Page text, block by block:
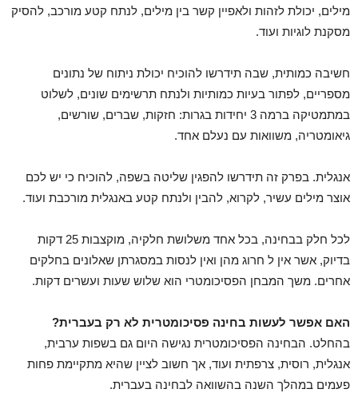
מילים, יכולת לזהות ולאפיין קשר בין מילים, לנתח קטע מורכב, להסיק
מסקנת לוגיות ועוד.
חשיבה כמותית, שבה תידרשו להוכיח יכולת ניתוח של נתונים
מספריים, לפתור בעיות כמותיות ולנתח תרשימים שונים, לשלוט
במתמטיקה ברמה 3 יחידות בגרות: חזקות, שברים, שורשים,
גיאומטריה, משוואות עם נעלם אחד.
אנגלית. בפרק זה תידרשו להפגין שליטה בשפה, להוכיח כי יש לכם
אוצר מילים עשיר, לקרוא, להבין ולנתח קטע באנגלית מורכבת ועוד.
לכל חלק בבחינה, בכל אחד משלושת חלקיה, מוקצבות 25 דקות
בדיוק, אשר אין ל חרוג מהן ואין לנסות במסגרתן שאלונים בחלקים
אחרים. משך המבחן הפסיכומטרי הוא שלוש שעות ועשרים דקות.
האם אפשר לעשות בחינה פסיכומטרית לא רק בעברית?
בהחלט. הבחינה הפסיכומטרית נגישה היום גם בשפות ערבית,
אנגלית, רוסית, צרפתית ועוד, אך חשוב לציין שהיא מתקיימת פחות
פעמים במהלך השנה בהשוואה לבחינה בעברית.